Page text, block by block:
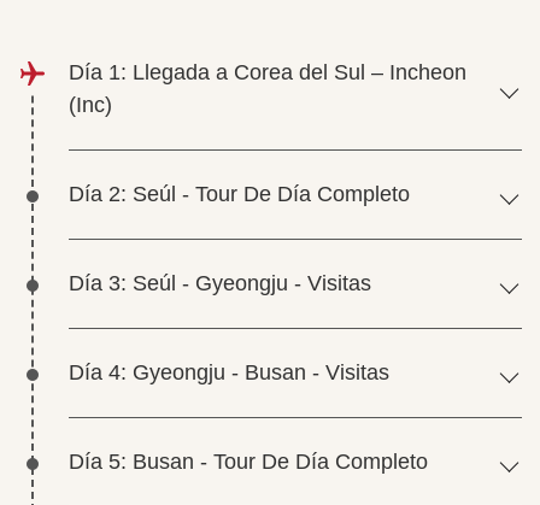
Día 1: Llegada a Corea del Sul – Incheon
(Inc)
Día 2: Seúl - Tour De Día Completo
Día 3: Seúl - Gyeongju - Visitas
Día 4: Gyeongju - Busan - Visitas
Día 5: Busan - Tour De Día Completo